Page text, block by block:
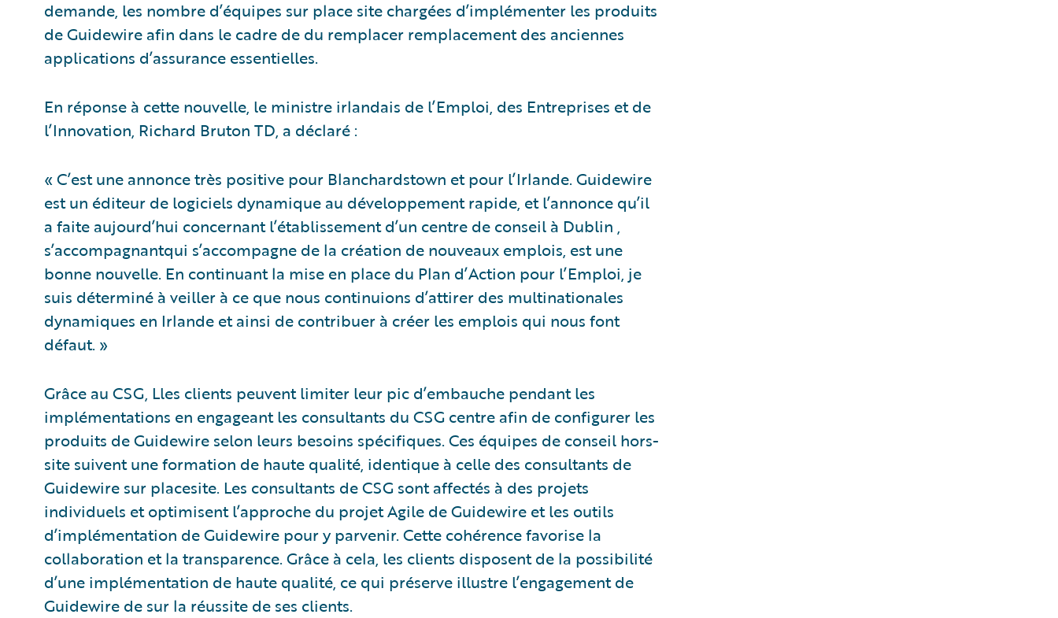
demande, les nombre d’équipes sur place site chargées d’implémenter les produits
de Guidewire afin dans le cadre de du remplacer remplacement des anciennes
applications d’assurance essentielles.
En réponse à cette nouvelle, le ministre irlandais de l’Emploi, des Entreprises et de
l’Innovation, Richard Bruton TD, a déclaré :
« C’est une annonce très positive pour Blanchardstown et pour l’Irlande. Guidewire
est un éditeur de logiciels dynamique au développement rapide, et l’annonce qu’il
a faite aujourd’hui concernant l’établissement d’un centre de conseil à Dublin ,
s’accompagnantqui s’accompagne de la création de nouveaux emplois, est une
bonne nouvelle. En continuant la mise en place du Plan d’Action pour l’Emploi, je
suis déterminé à veiller à ce que nous continuions d’attirer des multinationales
dynamiques en Irlande et ainsi de contribuer à créer les emplois qui nous font
défaut. »
Grâce au CSG, Lles clients peuvent limiter leur pic d’embauche pendant les
implémentations en engageant les consultants du CSG centre afin de configurer les
produits de Guidewire selon leurs besoins spécifiques. Ces équipes de conseil hors-
site suivent une formation de haute qualité, identique à celle des consultants de
Guidewire sur placesite. Les consultants de CSG sont affectés à des projets
individuels et optimisent l’approche du projet Agile de Guidewire et les outils
d’implémentation de Guidewire pour y parvenir. Cette cohérence favorise la
collaboration et la transparence. Grâce à cela, les clients disposent de la possibilité
d’une implémentation de haute qualité, ce qui préserve illustre l’engagement de
Guidewire de sur la réussite de ses clients.